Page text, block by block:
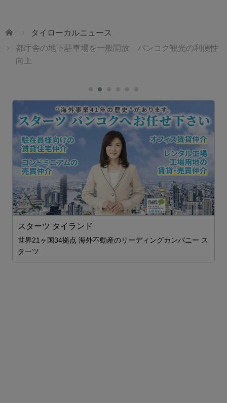
ホーム
タイローカルニュース
都庁舎の地下駐車場を一般開放 バンコク観光の利便性
向上
スターツ タイランド
世界21ヶ国34拠点 海外不動産のリーディングカンパニー ス
ターツ